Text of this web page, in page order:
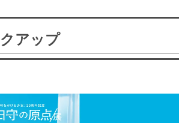
アップ